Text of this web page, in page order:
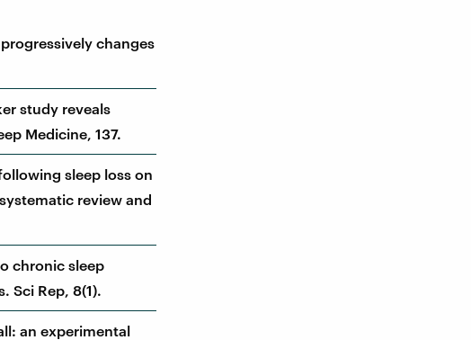
changes
study reveals
Medicine, 137.
sleep loss on
review and
chronic sleep
Sci Rep, 8(1).
an experimental